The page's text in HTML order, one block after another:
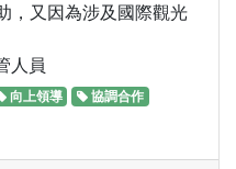
，又因為涉及國際觀光
人員
向上領導
協調合作